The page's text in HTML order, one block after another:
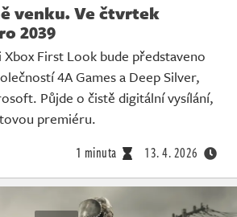
venku. Ve čtvrtek
2039
First Look bude představeno
4A Games a Deep Silver,
Půjde o čistě digitální vysílání,
premiéru.
1 minuta 13. 4. 2026